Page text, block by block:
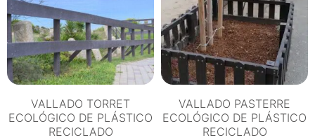
VALLADO TORRET
ECOLÓGICO DE PLÁSTICO
RECICLADO
VALLADO PASTERRE
ECOLÓGICO DE PLÁSTICO
RECICLADO